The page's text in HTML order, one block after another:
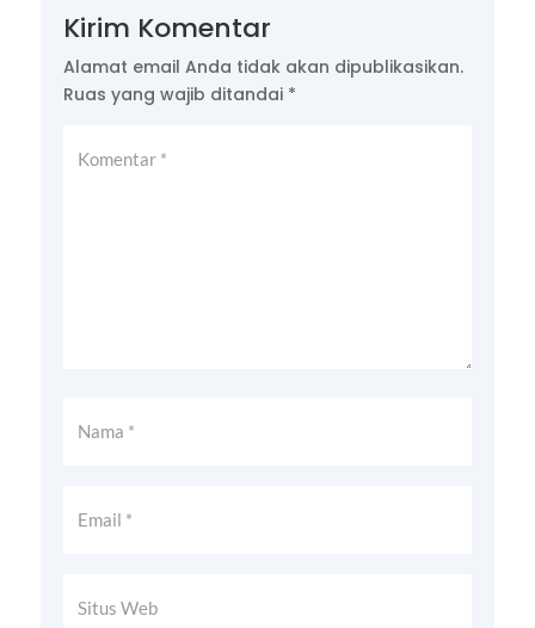
Kirim Komentar
Alamat email Anda tidak akan dipublikasikan.
Ruas yang wajib ditandai *